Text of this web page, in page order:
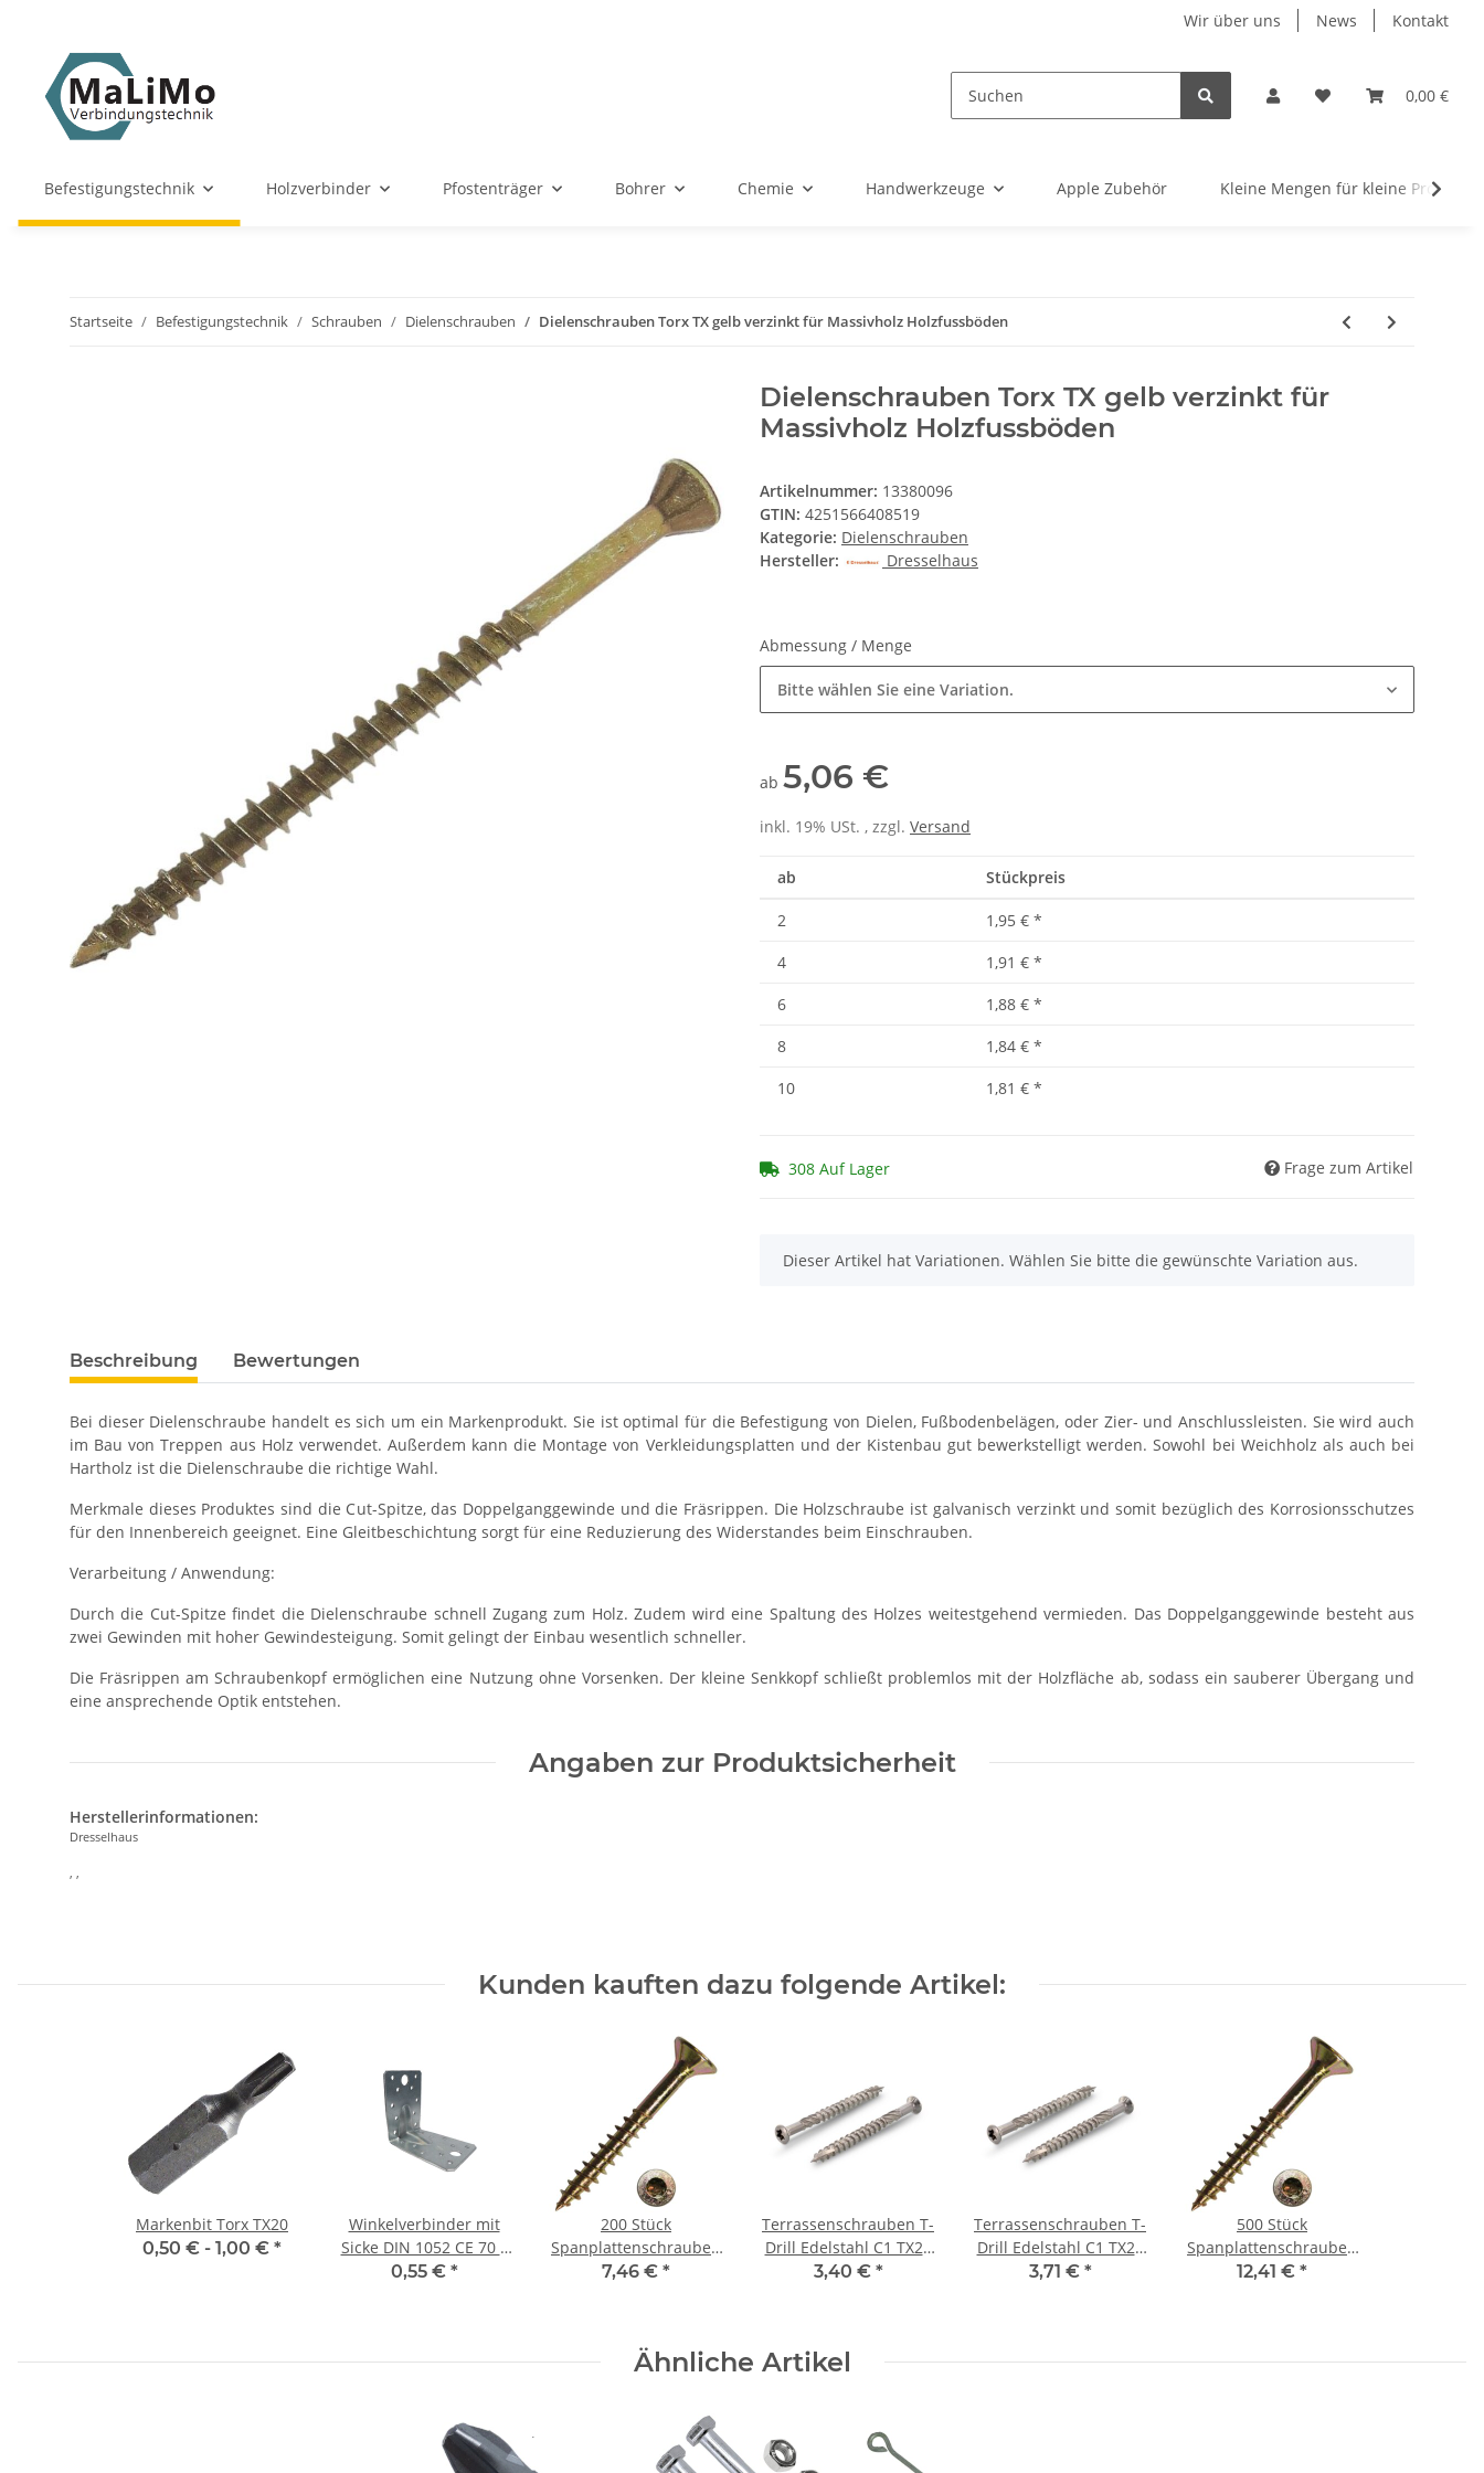
Wir über uns News Kontakt
0,00 €
Befestigungstechnik Holzverbinder Pfostenträger Bohrer Chemie Handwerkzeuge Apple Zubehör Kleine Mengen für kleine Projekte
Startseite Befestigungstechnik Schrauben Dielenschrauben Dielenschrauben Torx TX gelb verzinkt für Massivholz Holzfussböden
Dielenschrauben Torx TX gelb verzinkt für
Massivholz Holzfussböden
Artikelnummer: 13380096
GTIN: 4251566408519
Kategorie: Dielenschrauben
Hersteller:
Dresselhaus
Abmessung / Menge
Bitte wählen Sie eine Variation.
ab 5,06 €
inkl. 19% USt. , zzgl. Versand
ab Stückpreis
2 1,95 € *
4
1,91 € *
6
1,88 € *
8
1,84 € *
10
1,81 € *
308 Auf Lager Frage zum Artikel
x
Dieser Artikel hat Variationen. Wählen Sie bitte die gewünschte Variation aus.
Beschreibung Bewertungen
Bei dieser Dielenschraube handelt es sich um ein Markenprodukt. Sie ist optimal für die Befestigung von Dielen, Fußbodenbelägen, oder Zier- und Anschlussleisten. Sie wird auch
im Bau von Treppen aus Holz verwendet. Außerdem kann die Montage von Verkleidungsplatten und der Kistenbau gut bewerkstelligt werden. Sowohl bei Weichholz als auch bei
Hartholz ist die Dielenschraube die richtige Wahl.
Merkmale dieses Produktes sind die Cut-Spitze, das Doppelganggewinde und die Fräsrippen. Die Holzschraube ist galvanisch verzinkt und somit bezüglich des Korrosionsschutzes
für den Innenbereich geeignet. Eine Gleitbeschichtung sorgt für eine Reduzierung des Widerstandes beim Einschrauben.
Verarbeitung / Anwendung:
Durch die Cut-Spitze findet die Dielenschraube schnell Zugang zum Holz. Zudem wird eine Spaltung des Holzes weitestgehend vermieden. Das Doppelganggewinde besteht aus
zwei Gewinden mit hoher Gewindesteigung. Somit gelingt der Einbau wesentlich schneller.
Die Fräsrippen am Schraubenkopf ermöglichen eine Nutzung ohne Vorsenken. Der kleine Senkkopf schließt problemlos mit der Holzfläche ab, sodass ein sauberer Übergang und
eine ansprechende Optik entstehen.
Angaben zur Produktsicherheit
Herstellerinformationen:
Dresselhaus
Kunden kauften dazu folgende Artikel:
Markenbit Torx TX20
0,50 € - 1,00 € *
Winkelverbinder mit
Sicke DIN 1052 CE 70 x
70 x 55 x 2,5 mm (1)
0,55 € *
200 Stück
Spanplattenschrauben
TX Teilgewinde gelb
7,46 € *
Terrassenschrauben T-
Drill Edelstahl C1 TX25
5x50 mm (100) Stück
3,40 € *
Terrassenschrauben T-
Drill Edelstahl C1 TX25
5x60 mm (100) Stück
3,71 € *
500 Stück
Spanplattenschrauben
TX Teilgewinde gelb
12,41 € *
Ähnliche Artikel